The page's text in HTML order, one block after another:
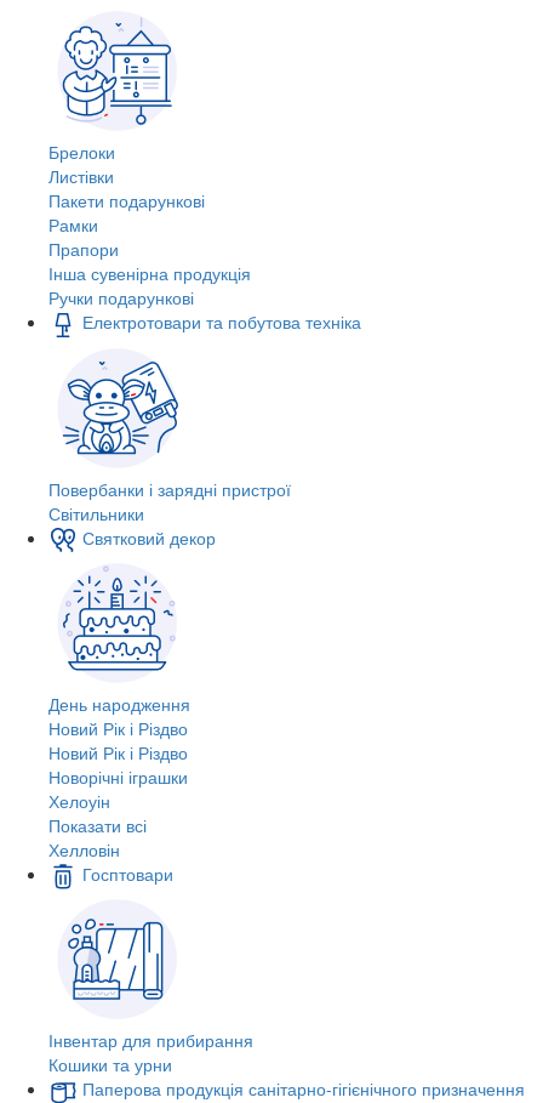
Брелоки
Листівки
Пакети подарункові
Рамки
Прапори
Інша сувенірна продукція
Ручки подарункові
Електротовари та побутова техніка
Повербанки і зарядні пристрої
Світильники
Святковий декор
День народження
Новий Рік і Різдво
Новий Рік і Різдво
Новорічні іграшки
Хелоуін
Показати всі
Хелловін
Госптовари
Інвентар для прибирання
Кошики та урни
Паперова продукція санітарно-гігієнічного призначення